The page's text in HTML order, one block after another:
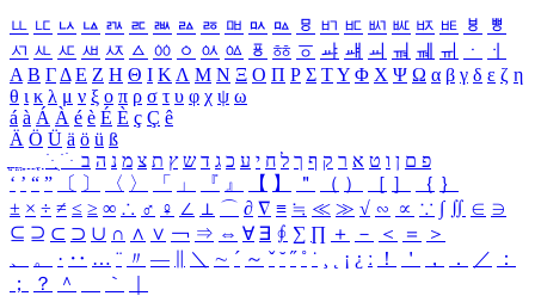
ㅥ ㅦ ㅧ ㅨ ㅩ ㅪ ㅫ ㅬ ㅭ ㅮ ㅯ ㅰ ㅱ ㅲ ㅳ ㅴ ㅵ ㅶ ㅷ ㅸ
ㅹ
ㅺ ㅻ ㅼ ㅽ ㅾ ㅿ ㆀ ㆁ ㆂ ㆃ ㆄ ㆅ ㆆ ㆇ ㆈ ㆉ ㆊ ㆋ ㆌ ㆍ
ㆎ
Α Β ΓΔ Ε Ζ Η Θ Ι ΚΛ Μ Ν Ξ Ο Π Ρ Σ ΤΥ Φ Χ Ψ Ω α β γ δ ε ζ η
θ ι κ λ μ ν ξ ο π ρ σ τ υ φ χ ψ ω
á à Á À é è É È ç Ç ê
Ä Ö Ü ä ö ü ß
ִֶֹ ֻּ ׁׂ פ ם ן ו ט א ר ק ף ך ל ח י ע כ ג ד ש ץ ת צ מ נ ה ב
‘ ’ “ ” 〔 〕 〈 〉 「 」 『 』 【 】 ＂ （ ） ［ ］ ｛ ｝
± × ÷ ≠ ≤ ≥ ∞ ∴ ♂ ♀ ∠ ⊥ ⌒ ∂ ∇ ≡ ≒ ≪ ≫ √ ∽ ∝ ∵ ∫ ∬ ∈ ∋
⊆ ⊇ ⊂ ⊃ ∪ ∩ ∧ ∨ ￢ ⇒ ⇔ ∀ ∃ ∮ ∑ ∏ ＋ － ＜ ＝
＞
、
。 · ‥ … ¨ 〃 ― ＼ ∼ ´ ～ ˇ ˘ ˝ ˚ ˙ ¸ ¡ ¿ ː ！ ＇ ， ． ／
：
；
？ ＾ ｀